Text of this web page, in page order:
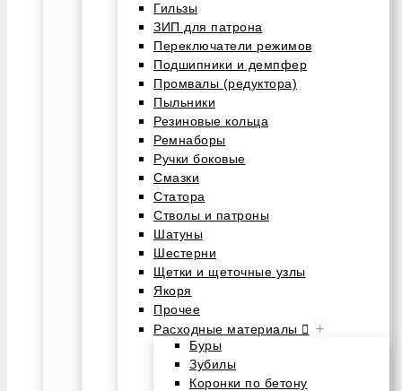
Гильзы
ЗИП для патрона
Переключатели режимов
Подшипники и демпфер
Промвалы (редуктора)
Пыльники
Резиновые кольца
Ремнаборы
Ручки боковые
Смазки
Статора
Стволы и патроны
Шатуны
Шестерни
Щетки и щеточные узлы
Якоря
Прочее
Расходные материалы
+
Буры
Зубилы
Коронки по бетону